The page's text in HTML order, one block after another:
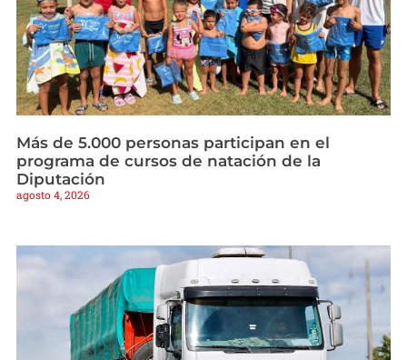
Más de 5.000 personas participan en el
programa de cursos de natación de la
Diputación
agosto 4, 2026